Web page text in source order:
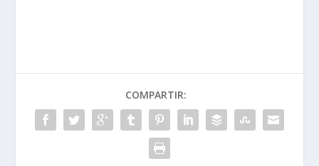
COMPARTIR: